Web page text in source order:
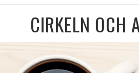
CIRKELN OCH